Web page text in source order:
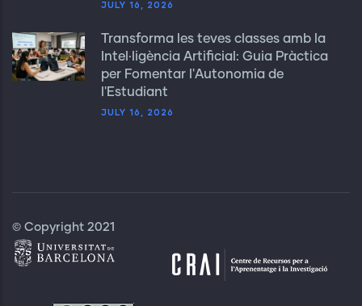
JULY 16, 2026
Transforma les teves classes amb la
Intel·ligència Artificial: Guia Pràctica
per Fomentar l'Autonomia de
l'Estudiant
JULY 16, 2026
© Copyright 2021